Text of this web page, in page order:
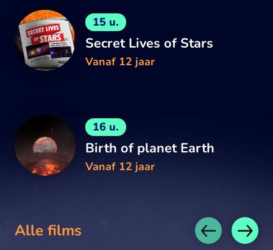
15 u.
Secret Lives of Stars
Vanaf 12 jaar
16 u.
Birth of planet Earth
Vanaf 12 jaar
Alle films